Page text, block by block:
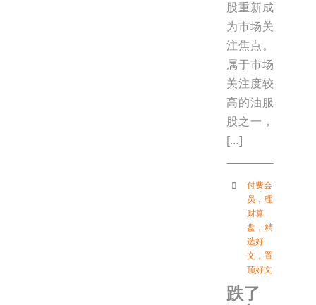
股重新成
为市场关
注焦点。
属于市场
关注度较
高的油服
股之一，
[…]
付费会
员 ， 理
财算
盘 ， 精
选好
文 ， 置
顶好文
跌了